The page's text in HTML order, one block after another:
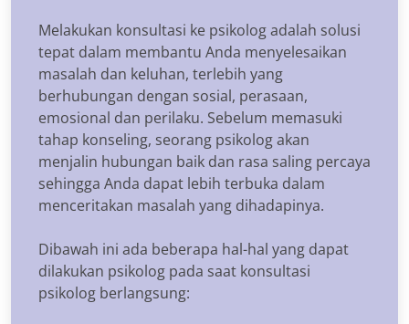
Melakukan konsultasi ke psikolog adalah solusi
tepat dalam membantu Anda menyelesaikan
masalah dan keluhan, terlebih yang
berhubungan dengan sosial, perasaan,
emosional dan perilaku. Sebelum memasuki
tahap konseling, seorang psikolog akan
menjalin hubungan baik dan rasa saling percaya
sehingga Anda dapat lebih terbuka dalam
menceritakan masalah yang dihadapinya.
Dibawah ini ada beberapa hal-hal yang dapat
dilakukan psikolog pada saat konsultasi
psikolog berlangsung: